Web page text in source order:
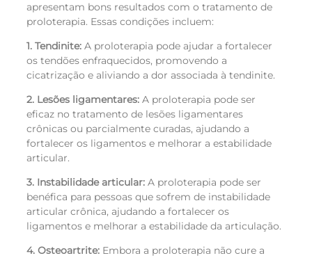
apresentam bons resultados com o tratamento de
proloterapia. Essas condições incluem:
1. Tendinite: A proloterapia pode ajudar a fortalecer
os tendões enfraquecidos, promovendo a
cicatrização e aliviando a dor associada à tendinite.
2. Lesões ligamentares: A proloterapia pode ser
eficaz no tratamento de lesões ligamentares
crônicas ou parcialmente curadas, ajudando a
fortalecer os ligamentos e melhorar a estabilidade
articular.
3. Instabilidade articular: A proloterapia pode ser
benéfica para pessoas que sofrem de instabilidade
articular crônica, ajudando a fortalecer os
ligamentos e melhorar a estabilidade da articulação.
4. Osteoartrite: Embora a proloterapia não cure a